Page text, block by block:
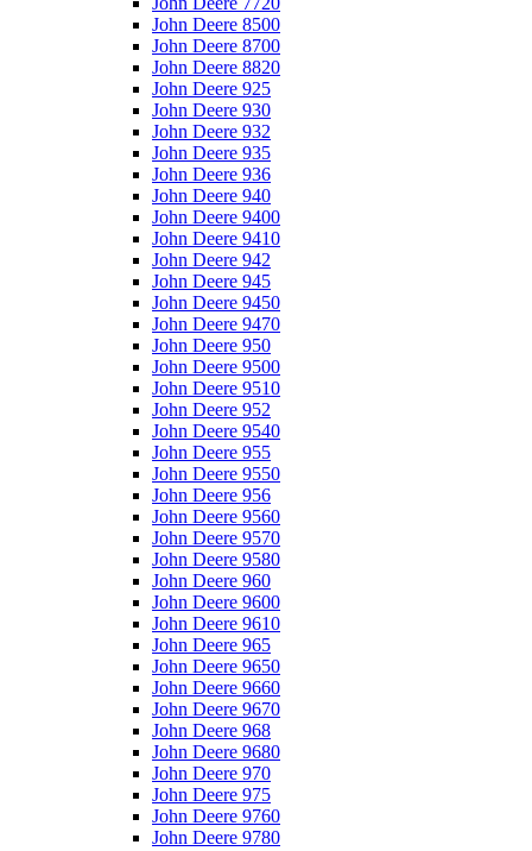
John Deere 8500
John Deere 8700
John Deere 8820
John Deere 925
John Deere 930
John Deere 932
John Deere 935
John Deere 936
John Deere 940
John Deere 9400
John Deere 9410
John Deere 942
John Deere 945
John Deere 9450
John Deere 9470
John Deere 950
John Deere 9500
John Deere 9510
John Deere 952
John Deere 9540
John Deere 955
John Deere 9550
John Deere 956
John Deere 9560
John Deere 9570
John Deere 9580
John Deere 960
John Deere 9600
John Deere 9610
John Deere 965
John Deere 9650
John Deere 9660
John Deere 9670
John Deere 968
John Deere 9680
John Deere 970
John Deere 975
John Deere 9760
John Deere 9780